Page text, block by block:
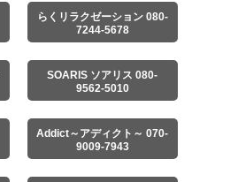
らくリラクゼーション 080-
7244-5678
SOARIS ソアリス 080-
9562-5010
Addict～アディクト～ 070-
9009-7943